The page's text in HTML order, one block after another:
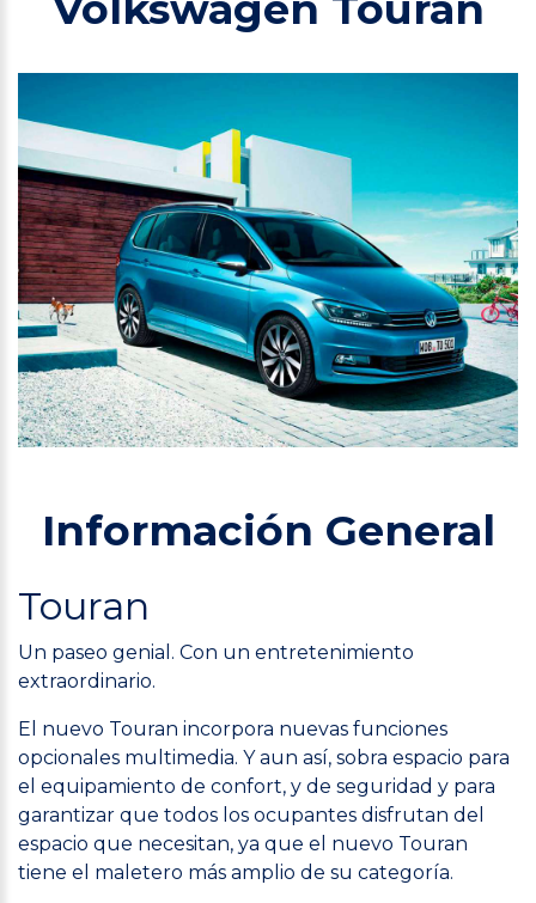
Información General
Touran
Un paseo genial. Con un entretenimiento
extraordinario.
El nuevo Touran incorpora nuevas funciones
opcionales multimedia. Y aun así, sobra espacio para
el equipamiento de confort, y de seguridad y para
garantizar que todos los ocupantes disfrutan del
espacio que necesitan, ya que el nuevo Touran
tiene el maletero más amplio de su categoría.